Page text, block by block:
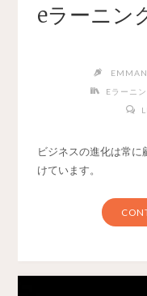
eラーニン
Eラーニ
ビジネスの進化は常
けています。